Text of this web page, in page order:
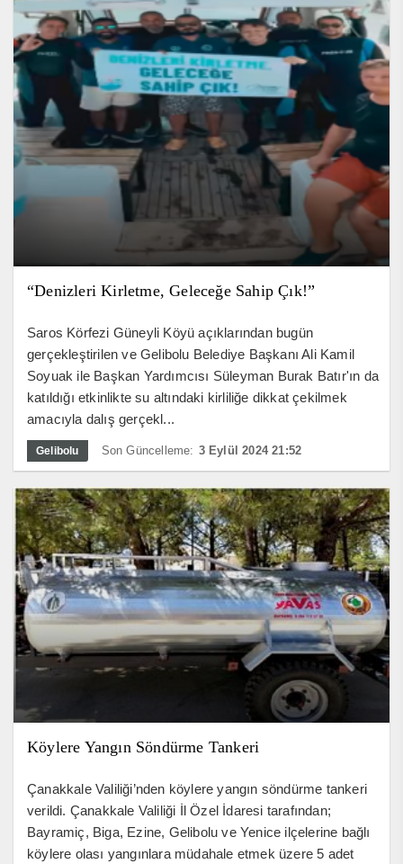
“Denizleri Kirletme, Geleceğe Sahip Çık!”
Saros Körfezi Güneyli Köyü açıklarından bugün
gerçekleştirilen ve Gelibolu Belediye Başkanı Ali Kamil
Soyuak ile Başkan Yardımcısı Süleyman Burak Batır'ın da
katıldığı etkinlikte su altındaki kirliliğe dikkat çekilmek
amacıyla dalış gerçekl...
Gelibolu Son Güncelleme: 3 Eylül 2024 21:52
Köylere Yangın Söndürme Tankeri
Çanakkale Valiliği’nden köylere yangın söndürme tankeri
verildi. Çanakkale Valiliği İl Özel İdaresi tarafından;
Bayramiç, Biga, Ezine, Gelibolu ve Yenice ilçelerine bağlı
köylere olası yangınlara müdahale etmek üzere 5 adet